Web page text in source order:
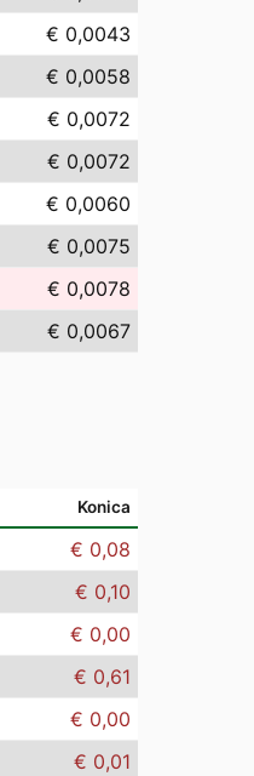
€ 0,0043
€ 0,0058
€ 0,0072
€ 0,0072
€ 0,0060
€ 0,0075
€ 0,0078
€ 0,0067
Konica
€ 0,08
€ 0,10
€ 0,00
€ 0,61
€ 0,00
€ 0,01